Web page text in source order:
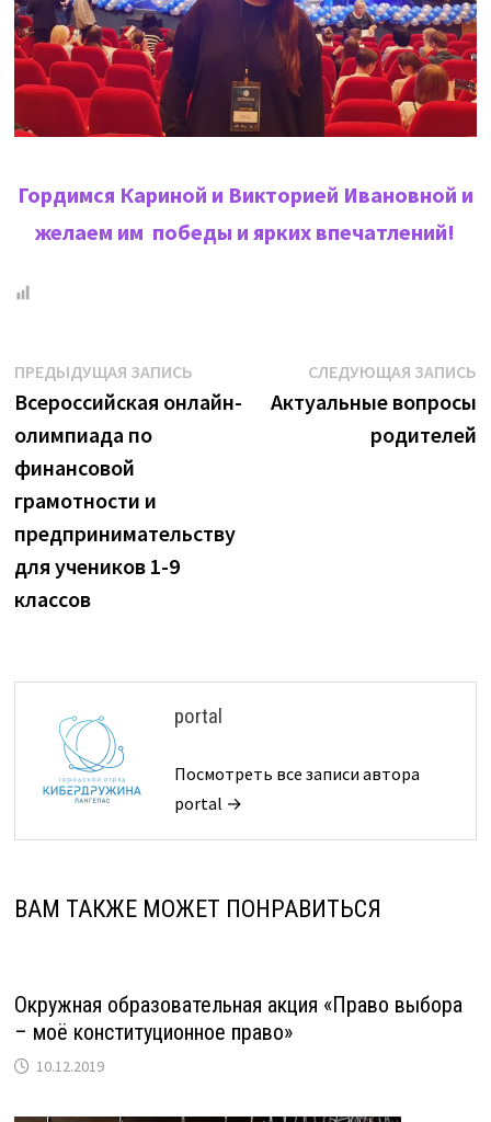
Гордимся Кариной и Викторией Ивановной и
желаем им победы и ярких впечатлений!
Навигация
по
записям
ПРЕДЫДУЩАЯ ЗАПИСЬПредыдущая
запись:
Всероссийская онлайн-
олимпиада по
финансовой
грамотности и
предпринимательству
для учеников 1-9
классов
СЛЕДУЮЩАЯ ЗАПИСЬ
Актуальные вопросы
родителей
portal
Посмотреть все записи автора
portal →
ВАМ ТАКЖЕ МОЖЕТ ПОНРАВИТЬСЯ
Окружная образовательная акция «Право выбора
– моё конституционное право»
10.12.2019